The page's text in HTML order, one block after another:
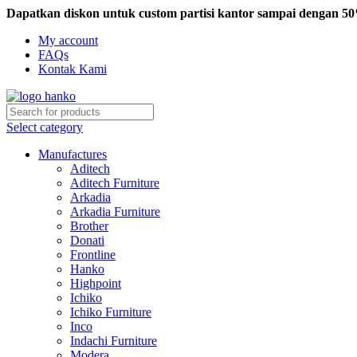
Dapatkan diskon untuk custom partisi kantor sampai dengan
My account
FAQs
Kontak Kami
Select category
Manufactures
Aditech
Aditech Furniture
Arkadia
Arkadia Furniture
Brother
Donati
Frontline
Hanko
Highpoint
Ichiko
Ichiko Furniture
Inco
Indachi Furniture